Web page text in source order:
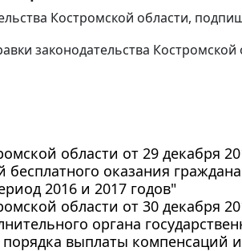
Костромской области,
законодательства Костромской
области от 29 декабря
бесплатного оказания
2016 и 2017 годов"
области от 30 декабря
органа
выплаты компенсаций